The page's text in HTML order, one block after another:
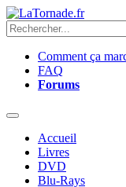
Comment ça
FAQ
Forums
Accueil
Livres
DVD
Blu-Rays